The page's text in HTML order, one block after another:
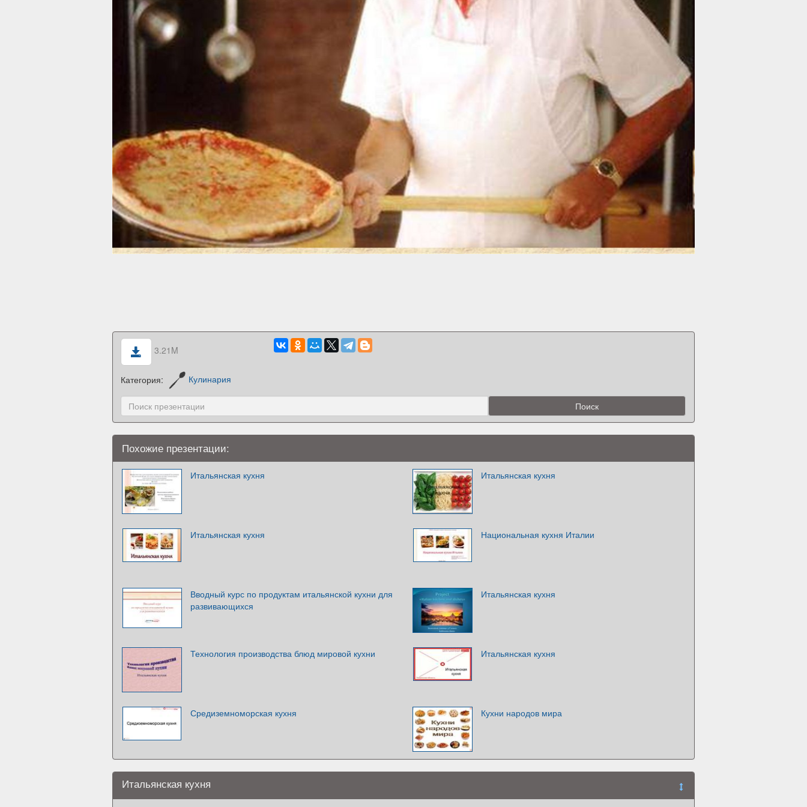
3.21M
Категория: Кулинария
Похожие презентации:
Итальянская кухня Итальянская кухня
Итальянская кухня Национальная кухня Италии
Вводный курс по продуктам итальянской кухни для
развивающихся
Итальянская кухня
Технология производства блюд мировой кухни Итальянская кухня
Средиземноморская кухня Кухни народов мира
Итальянская кухня